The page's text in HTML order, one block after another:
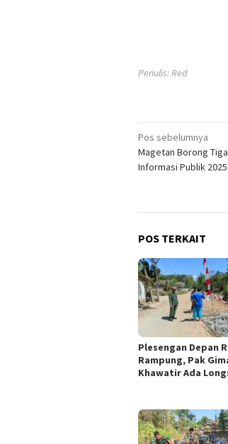
Penulis: Red
Navigasi
pos
Pos sebelumnya
Magetan Borong
Informasi Publik 2025
POS TERKAIT
Plesengan Depan
Rampung, Pak
Khawatir Ada